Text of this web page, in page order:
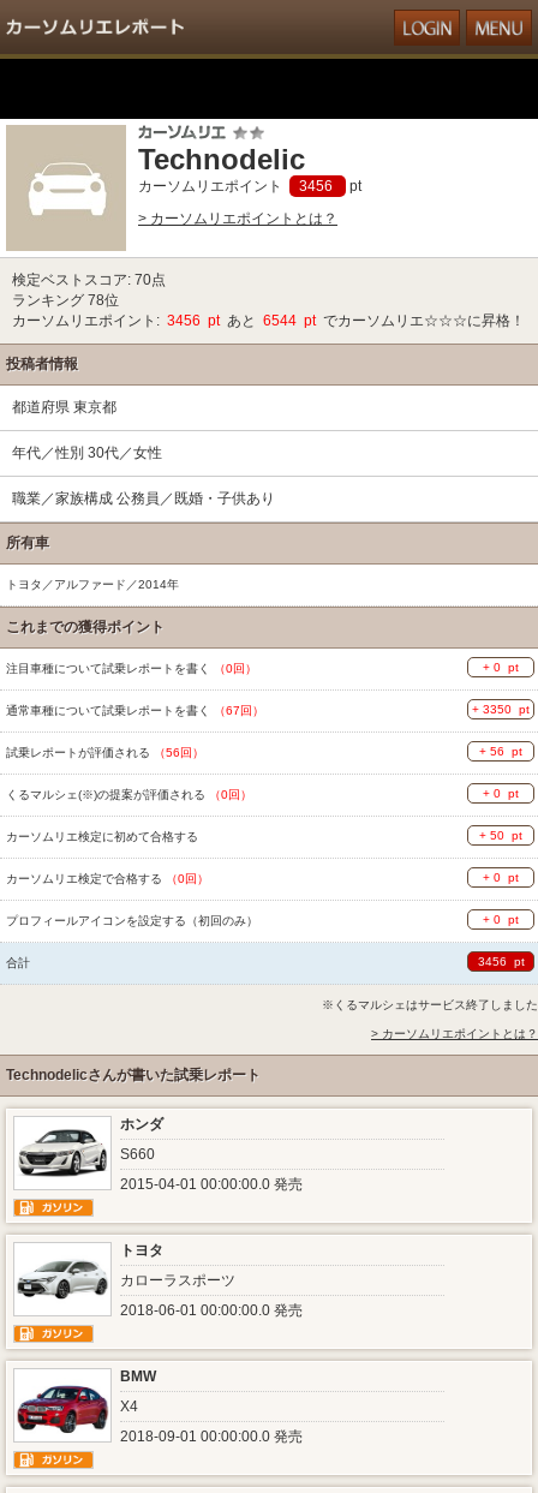
Technodelic
カーソムリエポイント 3456
pt
> カーソムリエポイントとは？
検定ベストスコア: 70点
ランキング 78位
カーソムリエポイント: 3456 pt あと 6544 pt でカーソムリエ☆☆☆に昇格！
投稿者情報
都道府県 東京都
年代／性別 30代／女性
職業／家族構成 公務員／既婚・子供あり
所有車
トヨタ／アルファード／2014年
これまでの獲得ポイント
注目車種について試乗レポートを書く （0回） + 0 pt
通常車種について試乗レポートを書く （67回） + 3350 pt
試乗レポートが評価される （56回） + 56 pt
くるマルシェ(※)の提案が評価される （0回） + 0 pt
カーソムリエ検定に初めて合格する + 50 pt
カーソムリエ検定で合格する （0回） + 0 pt
プロフィールアイコンを設定する（初回のみ） + 0 pt
合計 3456 pt
※くるマルシェはサービス終了しました
> カーソムリエポイントとは？
Technodelicさんが書いた試乗レポート
ホンダ
S660
2015-04-01 00:00:00.0 発売
トヨタ
カローラスポーツ
2018-06-01 00:00:00.0 発売
BMW
X4
2018-09-01 00:00:00.0 発売